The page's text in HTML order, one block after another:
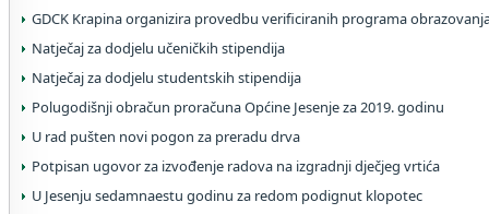
GDCK Krapina organizira provedbu verificiranih programa
Natječaj za dodjelu učeničkih stipendija
Natječaj za dodjelu studentskih stipendija
Polugodišnji obračun proračuna Općine Jesenje za 2019. godinu
U rad pušten novi pogon za preradu drva
Potpisan ugovor za izvođenje radova na izgradnji dječjeg vrtića
U Jesenju sedamnaestu godinu za redom podignut klopotec